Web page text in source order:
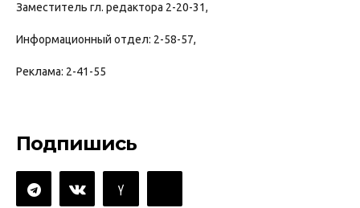
Заместитель гл. редактора 2-20-31,
Информационный отдел: 2-58-57,
Реклама: 2-41-55
Подпишись